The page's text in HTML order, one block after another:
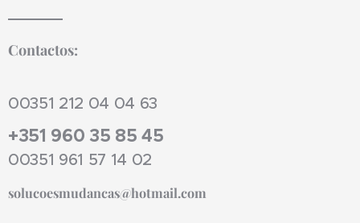
Contactos:
00351 212 04 04 63
+351 960 35 85 45
00351 961 57 14 02
solucoesmudancas@hotmail.com